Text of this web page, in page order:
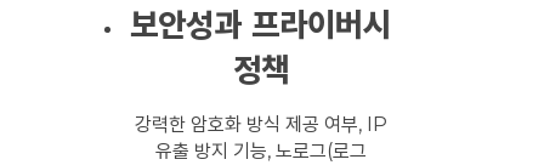
보안성과 프라이버시
정책
강력한 암호화 방식 제공 여부, IP
유출 방지 기능, 노로그(로그